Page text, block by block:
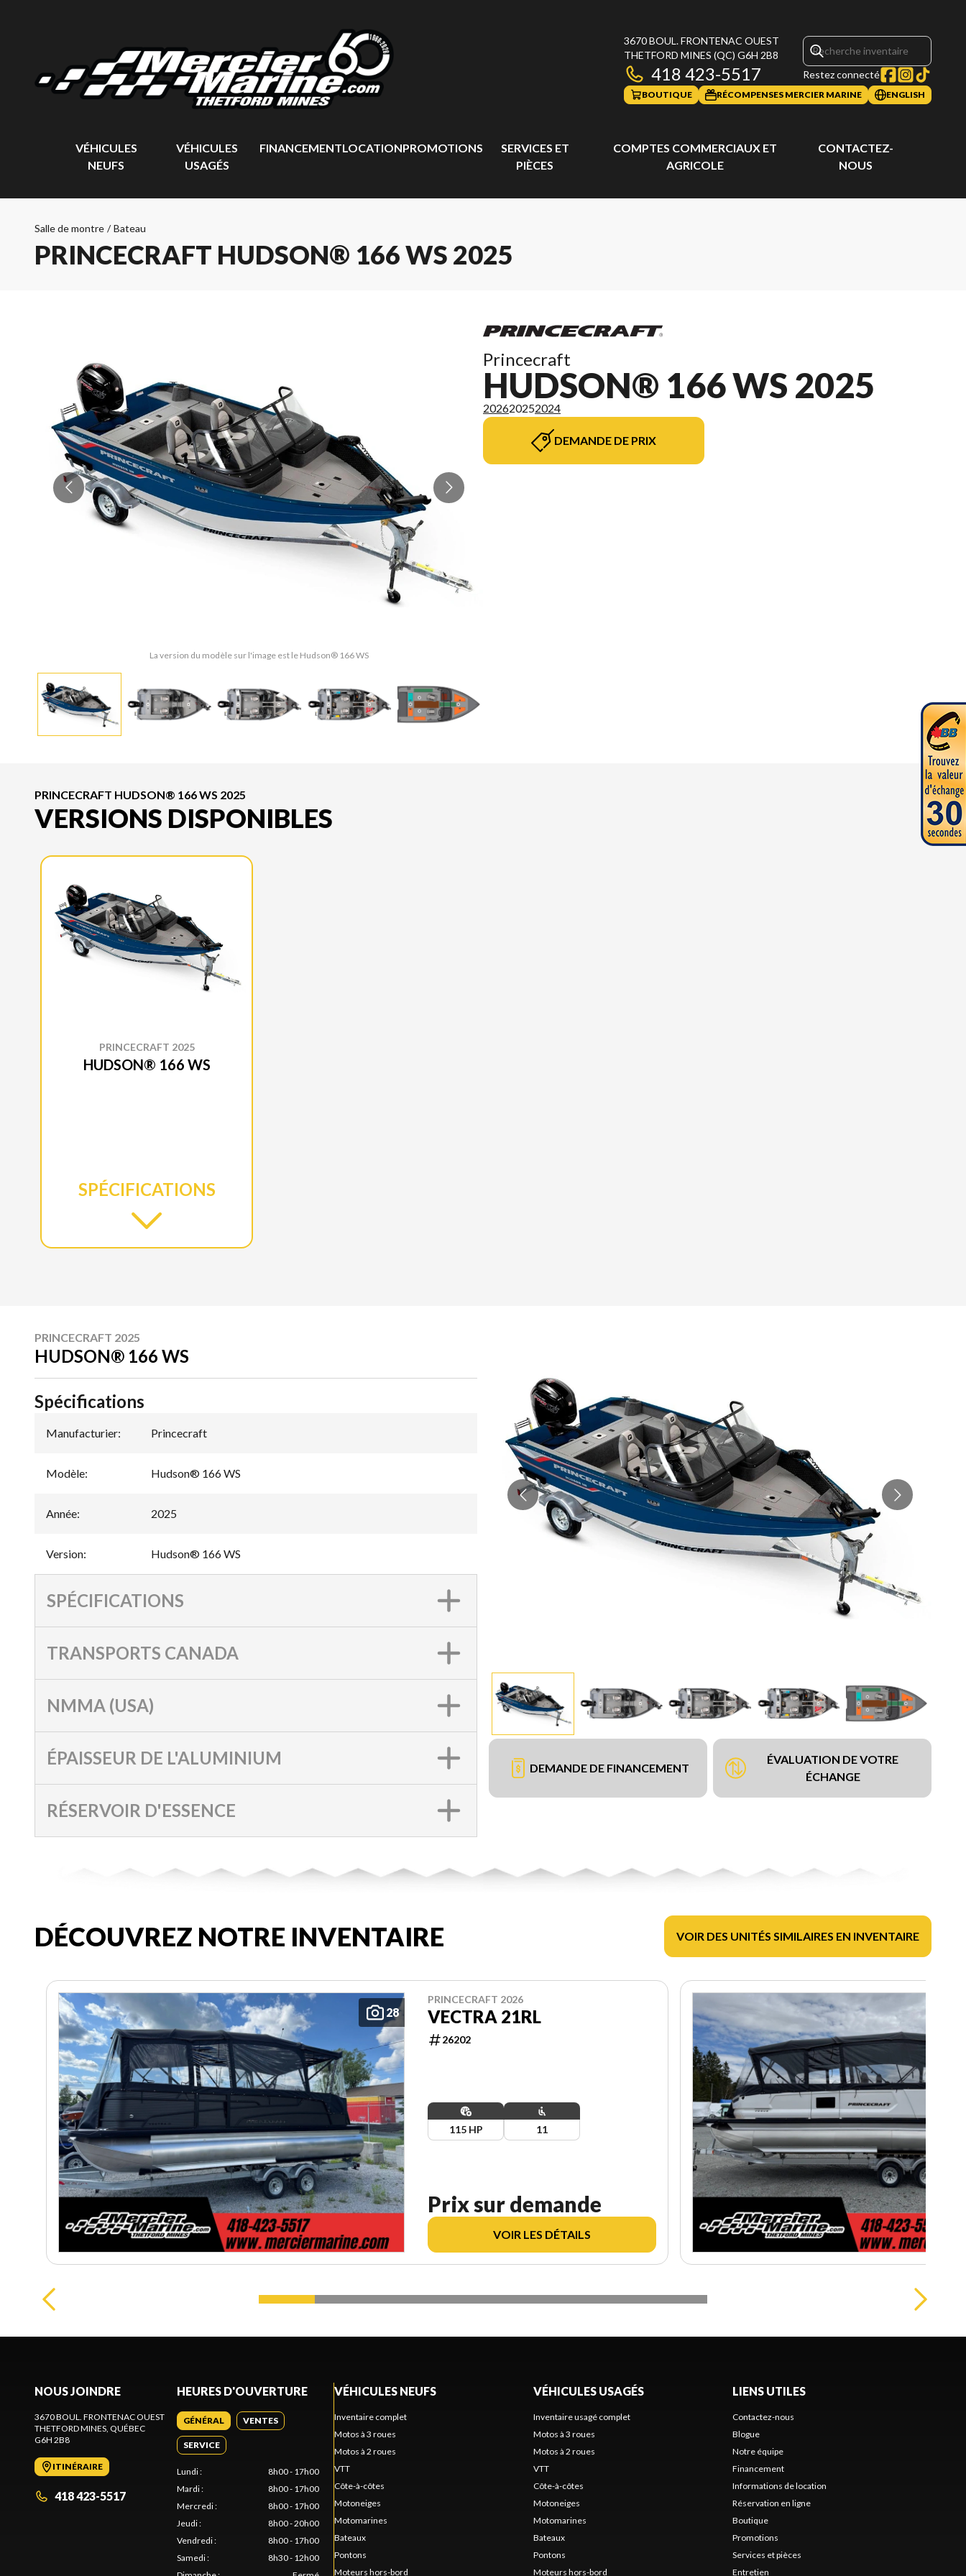
3670 BOUL. FRONTENAC OUEST
THETFORD MINES (QC) G6H 2B8
418 423-5517 Restez connecté
BOUTIQUE RÉCOMPENSES MERCIER MARINE ENGLISH
VÉHICULES
NEUFS
VÉHICULES
USAGÉS
FINANCEMENTLOCATIONPROMOTIONS
SERVICES ET
PIÈCES
COMPTES COMMERCIAUX ET
AGRICOLE
CONTACTEZ-
NOUS
Salle de montre / Bateau
PRINCECRAFT HUDSON® 166 WS 2025
La version du modèle sur l'image est le Hudson® 166 WS
Princecraft
HUDSON® 166 WS 2025
202620252024
DEMANDE DE PRIX
PRINCECRAFT HUDSON® 166 WS 2025
VERSIONS DISPONIBLES
PRINCECRAFT 2025
HUDSON® 166 WS
SPÉCIFICATIONS
PRINCECRAFT 2025
HUDSON® 166 WS
DEMANDE DE FINANCEMENT
ÉVALUATION DE VOTRE
ÉCHANGE
Spécifications
Manufacturier: Princecraft
Modèle: Hudson® 166 WS
Année: 2025
Version: Hudson® 166 WS
SPÉCIFICATIONS
TRANSPORTS CANADA
NMMA (USA)
ÉPAISSEUR DE L'ALUMINIUM
RÉSERVOIR D'ESSENCE
DÉCOUVREZ NOTRE INVENTAIRE VOIR DES UNITÉS SIMILAIRES EN INVENTAIRE
28
PRINCECRAFT 2026
VECTRA 21RL
26202
115 HP 11
Prix sur demande
VOIR LES DÉTAILS
NOUS JOINDRE
3670 BOUL. FRONTENAC OUEST
THETFORD MINES , QUÉBEC
G6H 2B8
ITINÉRAIRE
418 423-5517
HEURES D'OUVERTURE
GÉNÉRAL VENTES
SERVICE
Lundi:
8h00 - 17h00
Mardi:
8h00 - 17h00
Mercredi:
8h00 - 17h00
Jeudi:
8h00 - 20h00
Vendredi:
8h00 - 17h00
Samedi:
8h30 - 12h00
VÉHICULES NEUFS
Inventaire complet
Motos à 3 roues
Motos à 2 roues
VTT
Côte-à-côtes
Motoneiges
Motomarines
Bateaux
Pontons
Moteurs hors-bord
VÉHICULES USAGÉS
Inventaire usagé complet
Motos à 3 roues
Motos à 2 roues
VTT
Côte-à-côtes
Motoneiges
Motomarines
Bateaux
Pontons
Moteurs hors-bord
LIENS UTILES
Contactez-nous
Blogue
Notre équipe
Financement
Informations de location
Réservation en ligne
Boutique
Promotions
Services et pièces
Entretien